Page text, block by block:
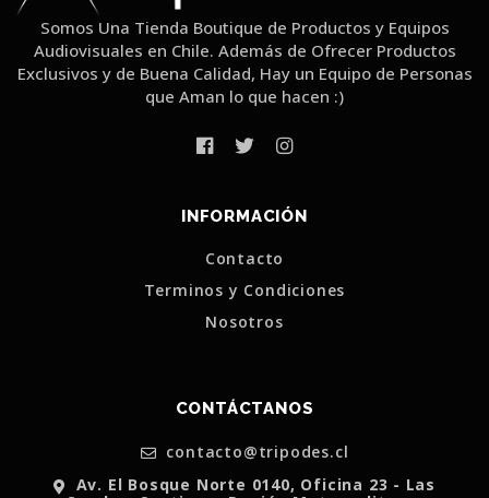
Somos Una Tienda Boutique de Productos y Equipos
Audiovisuales en Chile. Además de Ofrecer Productos
Exclusivos y de Buena Calidad, Hay un Equipo de Personas
que Aman lo que hacen :)
INFORMACIÓN
Contacto
Terminos y Condiciones
Nosotros
CONTÁCTANOS
contacto@tripodes.cl
Av. El Bosque Norte 0140, Oficina 23 - Las